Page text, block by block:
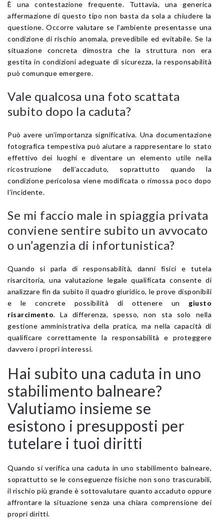
È una contestazione frequente. Tuttavia, una generica
affermazione di questo tipo non basta da sola a chiudere la
questione. Occorre valutare se l’ambiente presentasse una
condizione di rischio anomala, prevedibile ed evitabile. Se la
situazione concreta dimostra che la struttura non era
gestita in condizioni adeguate di sicurezza, la responsabilità
può comunque emergere.
Vale qualcosa una foto scattata
subito dopo la caduta?
Può avere un’importanza significativa. Una documentazione
fotografica tempestiva può aiutare a rappresentare lo stato
effettivo dei luoghi e diventare un elemento utile nella
ricostruzione dell’accaduto, soprattutto quando la
condizione pericolosa viene modificata o rimossa poco dopo
l’incidente.
Se mi faccio male in spiaggia privata
conviene sentire subito un avvocato
o un’agenzia di infortunistica?
Quando si parla di responsabilità, danni fisici e tutela
risarcitoria, una valutazione legale qualificata consente di
analizzare fin da subito il quadro giuridico, le prove disponibili
e le concrete possibilità di ottenere un giusto
risarcimento. La differenza, spesso, non sta solo nella
gestione amministrativa della pratica, ma nella capacità di
qualificare correttamente la responsabilità e proteggere
davvero i propri interessi.
Hai subito una caduta in uno
stabilimento balneare?
Valutiamo insieme se
esistono i presupposti per
tutelare i tuoi diritti
Quando si verifica una caduta in uno stabilimento balneare,
soprattutto se le conseguenze fisiche non sono trascurabili,
il rischio più grande è sottovalutare quanto accaduto oppure
affrontare la situazione senza una chiara comprensione dei
propri diritti.